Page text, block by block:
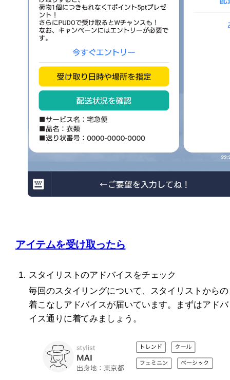
アイテムを受け取ったら
スタイリストのアドバイスをチェック
毎回のスタイリングについて、スタイリストからの
着こなしアドバイスが届いています。まずはアドバ
イス通りに着てみましょう。